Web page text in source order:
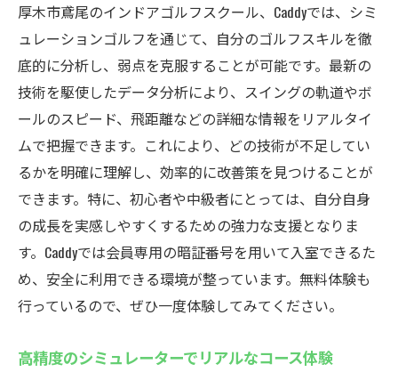
厚木市鳶尾のインドアゴルフスクール、Caddyでは、シミ
ュレーションゴルフを通じて、自分のゴルフスキルを徹
底的に分析し、弱点を克服することが可能です。最新の
技術を駆使したデータ分析により、スイングの軌道やボ
ールのスピード、飛距離などの詳細な情報をリアルタイ
ムで把握できます。これにより、どの技術が不足してい
るかを明確に理解し、効率的に改善策を見つけることが
できます。特に、初心者や中級者にとっては、自分自身
の成長を実感しやすくするための強力な支援となりま
す。Caddyでは会員専用の暗証番号を用いて入室できるた
め、安全に利用できる環境が整っています。無料体験も
行っているので、ぜひ一度体験してみてください。
高精度のシミュレーターでリアルなコース体験